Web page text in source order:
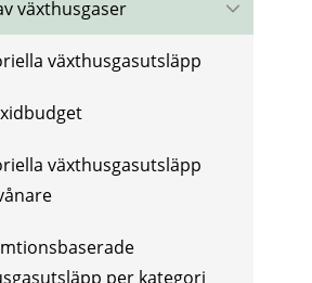
växthusgaser
växthusgasutsläpp
växthusgasutsläpp
per kategori